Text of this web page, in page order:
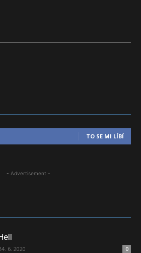
TO SE MI LÍBÍ
- Advertisement -
6. 2020 0